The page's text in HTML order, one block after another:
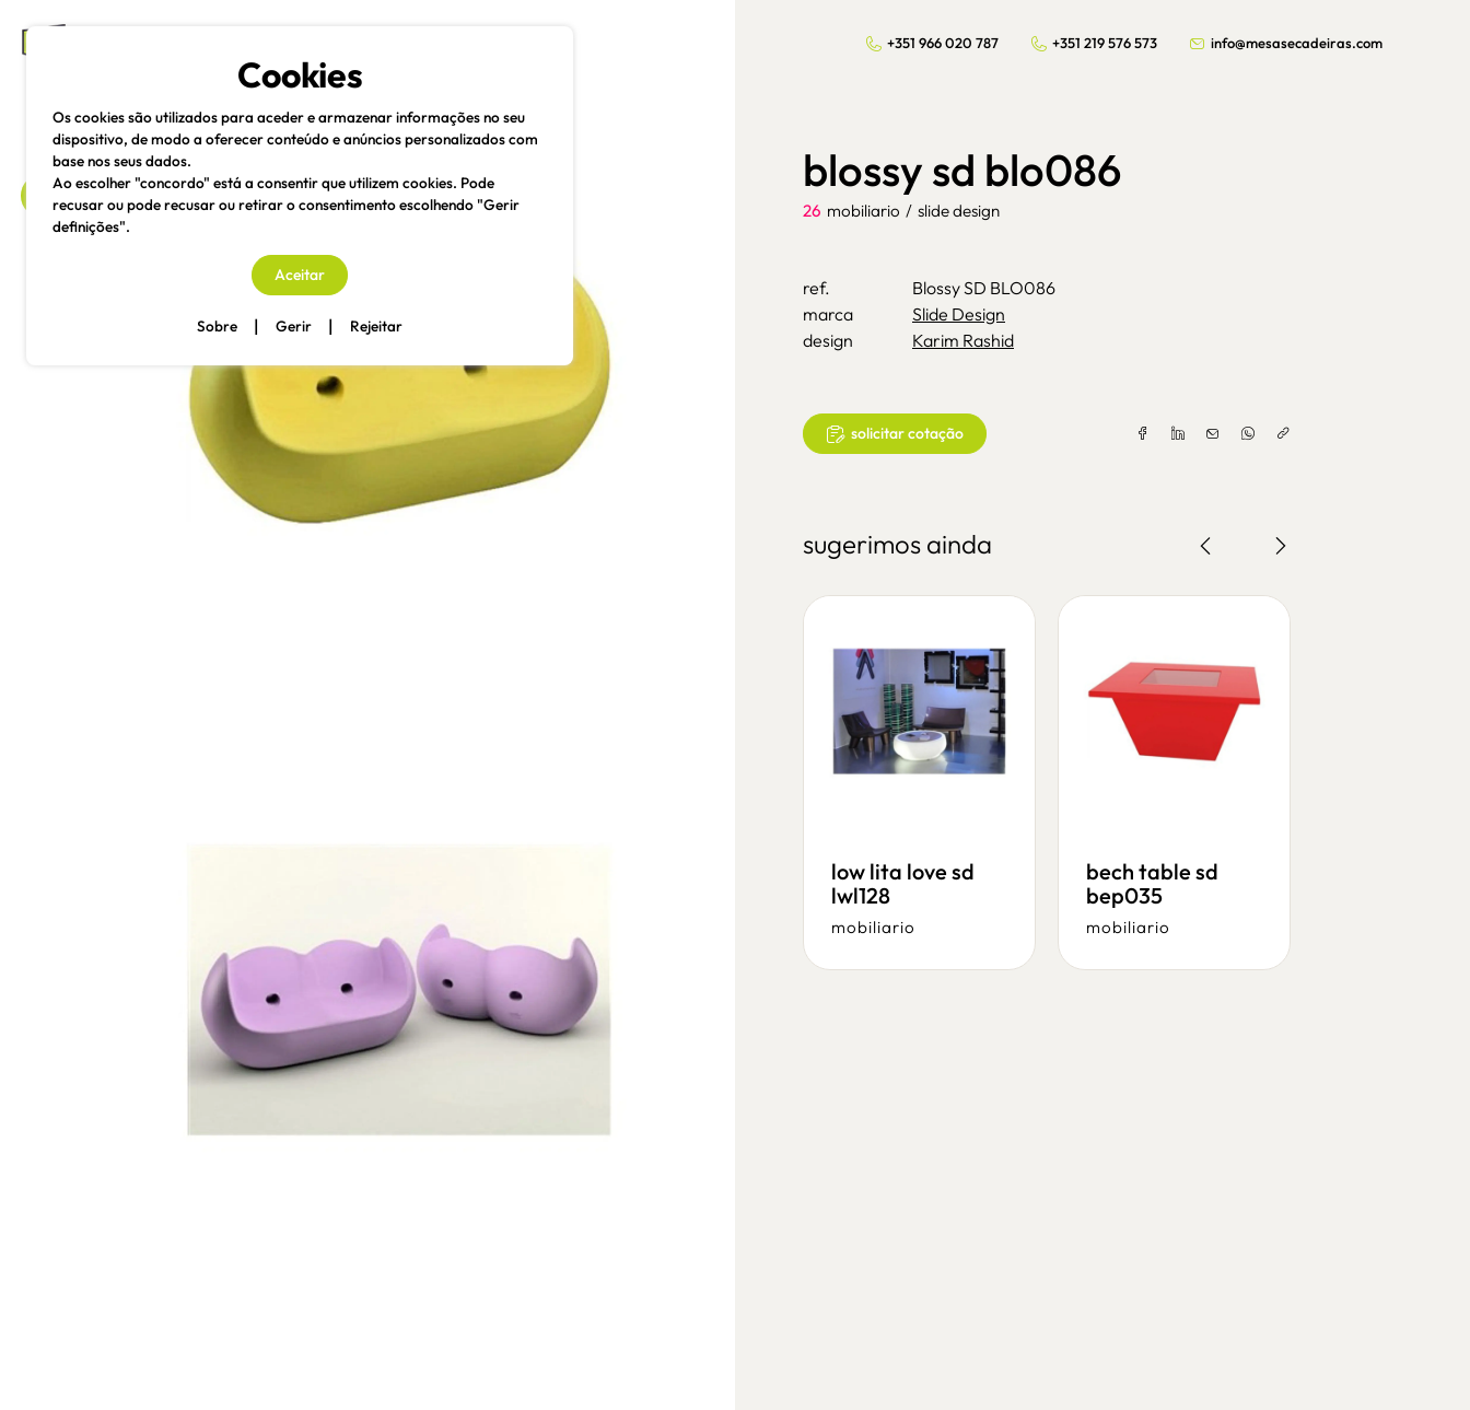
+351 966 020 787 +351 219 576 573 info@mesasecadeiras.com
blossy sd blo086
26 mobiliario / slide design
ref.
Blossy SD BLO086
marca
Slide Design
design
Karim Rashid
solicitar cotação
sugerimos ainda
low lita love sd
lwl128
mobiliario
bech table sd
bep035
mobiliario
Cookies
Os cookies são utilizados para aceder e armazenar informações no seu
dispositivo, de modo a oferecer conteúdo e anúncios personalizados com
base nos seus dados.
Ao escolher "concordo" está a consentir que utilizem cookies. Pode
recusar ou pode recusar ou retirar o consentimento escolhendo "Gerir
definições".
Aceitar
Sobre | Gerir | Rejeitar